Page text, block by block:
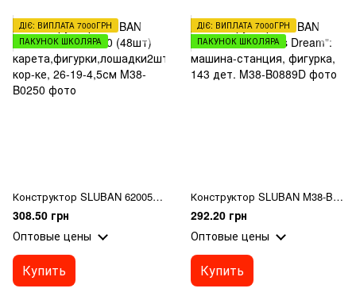
ДІЄ: ВИПЛАТА 7000ГРН
ПАКУНОК ШКОЛЯРА
Конструктор SLUBAN 620059/M38-B0250 (48шт) карета,фигурки,лошадки2шт,137дет,в кор-ке, 26-19-4,5см
308.50 грн
Оптовые цены
Купить
ДІЄ: ВИПЛАТА 7000ГРН
ПАКУНОК ШКОЛЯРА
Конструктор SLUBAN M38-B0889D "Girls Dream": машина-станция, фигурка, 143 дет.
292.20 грн
Оптовые цены
Купить